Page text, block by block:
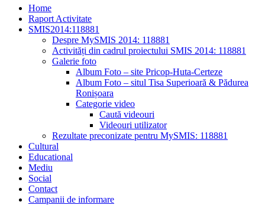
Home
Raport Activitate
SMIS2014:118881
Despre MySMIS 2014: 118881
Activități din cadrul proiectului SMIS 2014: 118881
Galerie foto
Album Foto – site Pricop-Huta-Certeze
Album Foto – situl Tisa Superioară & Pădurea
Ronișoara
Categorie video
Caută videouri
Videouri utilizator
Rezultate preconizate pentru MySMIS: 118881
Cultural
Educational
Mediu
Social
Contact
Campanii de informare